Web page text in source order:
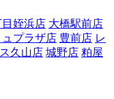
目姪浜店 大橋駅前店
プラザ店 豊前店 レ
久山店 城野店 粕屋